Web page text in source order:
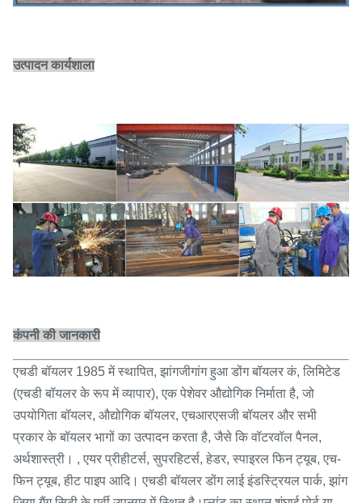
उत्पादन कार्यशाला
कंपनी की जानकारी
एचडी बॉयलर 1985 में स्थापित, झांगजीगांग हुआ डोंग बॉयलर कं, लिमिटेड
(एचडी बॉयलर के रूप में व्यापार), एक पेशेवर औद्योगिक निर्माता है, जो
उपयोगिता बॉयलर, औद्योगिक बॉयलर, एचआरएसजी बॉयलर और सभी
प्रकार के बॉयलर भागों का उत्पादन करता है, जैसे कि वॉटरवॉल पैनल,
अर्थशास्त्री। , एयर प्रीहीटर्स, सुपरहिटर्स, हेडर, स्पाइरल फिन ट्यूब, एच-
फिन ट्यूब, हीट पाइप आदि। एचडी बॉयलर डोंग लाई इंडस्ट्रियल पार्क, झांग